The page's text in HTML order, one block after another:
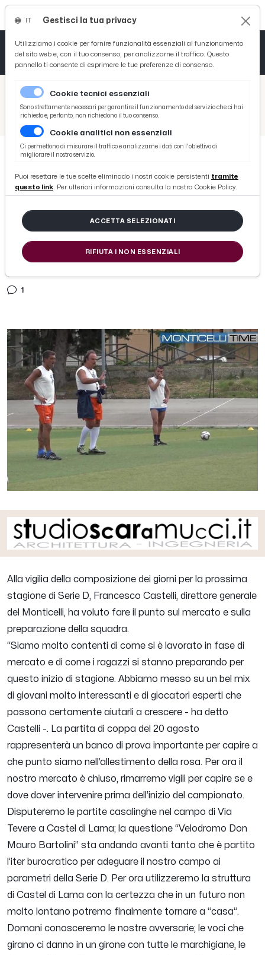
/ Picenotime
/ Monticelli Calcio
Monticelli, dg Castelli: “Per ora giocheremo gare casalinghe a Castel di Lama”
Monticelli, dg Castelli: “Per ora
giocheremo gare casalinghe a
Castel di Lama”
di Redazione Picenotime
1
Alla vigilia della composizione dei giorni per la prossima
stagione di Serie D, Francesco Castelli, direttore generale
del Monticelli, ha voluto fare il punto sul mercato e sulla
preparazione della squadra.
“Siamo molto contenti di come si è lavorato in fase di
mercato e di come i ragazzi si stanno preparando per
questo inizio di stagione. Abbiamo messo su un bel mix
di giovani molto interessanti e di giocatori esperti che
possono certamente aiutarli a crescere - ha detto
Castelli -. La partita di coppa del 20 agosto
rappresenterà un banco di prova importante per capire a
che punto siamo nell’allestimento della rosa. Per ora il
nostro mercato è chiuso, rimarremo vigili per capire se e
dove dover intervenire prima dell’inizio del campionato.
Disputeremo le partite casalinghe nel campo di Via
Tevere a Castel di Lama; la questione “Velodromo Don
Mauro Bartolini” sta andando avanti tanto che è partito
l’iter burocratico per adeguare il nostro campo ai
parametri della Serie D. Per ora utilizzeremo la struttura
di Castel di Lama con la certezza che in un futuro non
molto lontano potremo finalmente tornare a “casa”.
Domani conosceremo le nostre avversarie; le voci che
girano ci danno in un girone con tutte le marchigiane, le
Gestisci la tua privacy
Utilizziamo i cookie per fornire funzionalità essenziali al funzionamento
del sito web e, con il tuo consenso, per analizzarne il traffico. Questo
pannello ti consente di esprimere le tue preferenze di consenso.
Cookie tecnici essenziali
Sono strettamente necessari per garantire il funzionamento del servizio che ci hai
richiesto e, pertanto, non richiedono il tuo consenso.
Cookie analitici non essenziali
Ci permettono di misurare il traffico e analizzarne i dati con l'obiettivo di
migliorare il nostro servizio.
Puoi resettare le tue scelte eliminado i nostri cookie persistenti tramite
questo link. Per ulteriori informazioni consulta la nostra Cookie Policy.
ACCETTA SELEZIONATI
RIFIUTA I NON ESSENZIALI
Tutto News
Tutto Sport
Basket
Ciclismo
Tutto Curiosità